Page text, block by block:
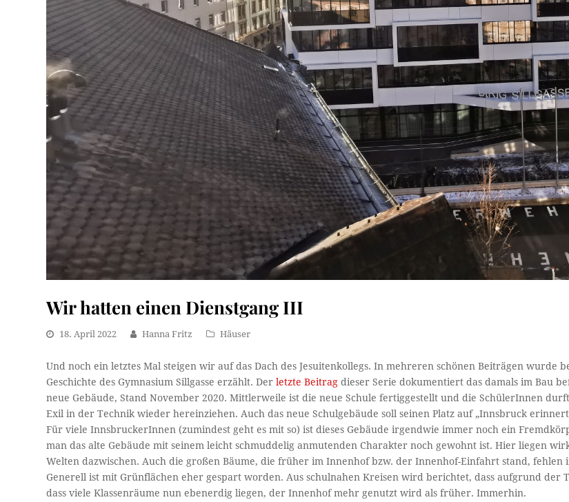
Wir hatten einen Dienstgang III
18. April 2022 Hanna Fritz Häuser
Und noch ein letztes Mal steigen wir auf das Dach des Jesuitenkollegs. In mehreren schönen Beiträgen wurde
Geschichte des Gymnasium Sillgasse erzählt. Derletzte Beitrag dieser Serie dokumentiert das damals im Bau
neue Gebäude, Stand November 2020. Mittlerweile ist die neue Schule fertiggestellt und die SchülerInnen
Exil in der Technik wieder hereinziehen. Auch das neue Schulgebäude soll seinen Platz auf „Innsbruck
Für viele InnsbruckerInnen (zumindest geht es mit so) ist dieses Gebäude irgendwie immer noch ein
man das alte Gebäude mit seinem leicht schmuddelig anmutenden Charakter noch gewohnt ist. Hier liegen
Welten dazwischen. Auch die großen Bäume, die früher im Innenhof bzw. der Innenhof-Einfahrt stand, fehlen
Generell ist mit Grünflächen eher gespart worden. Aus schulnahen Kreisen wird berichtet, dass aufgrund der
dass viele Klassenräume nun ebenerdig liegen, der Innenhof mehr genutzt wird als früher. Immerhin.